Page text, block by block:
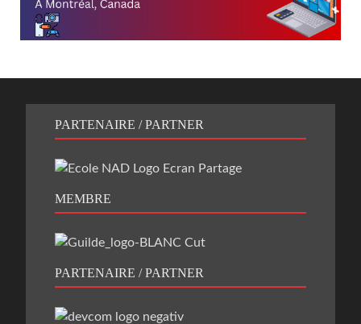
PARTENAIRE / PARTNER
MEMBRE
PARTENAIRE / PARTNER